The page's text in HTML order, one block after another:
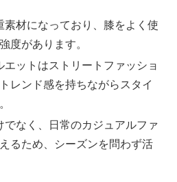
素材になっており、膝をよく使
度があります。
エットはストリートファッショ
レンド感を持ちながらスタイ
でなく、日常のカジュアルファ
るため、シーズンを問わず活